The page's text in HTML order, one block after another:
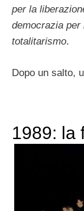
per la
democrazia per
totalitarismo.
Dopo un salto,
1989: la